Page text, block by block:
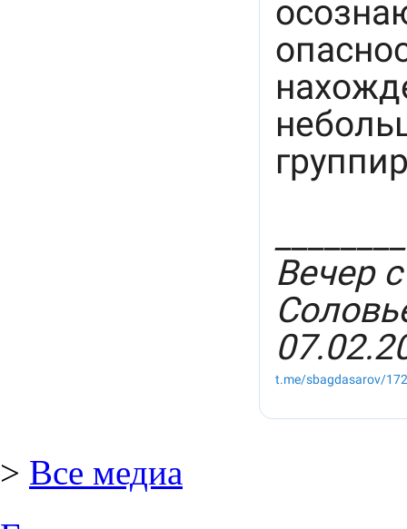
> Все медиа